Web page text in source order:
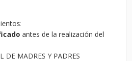
antes de la realización del
MADRES Y PADRES